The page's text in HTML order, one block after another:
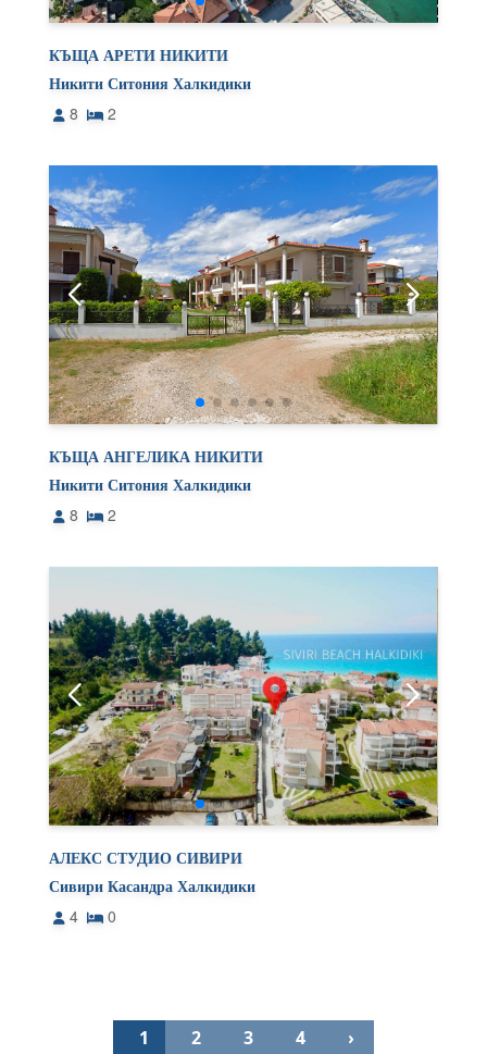
КЪЩА АРЕТИ НИКИТИ
Никити Ситония Халкидики
8 2
КЪЩА АНГЕЛИКА НИКИТИ
Никити Ситония Халкидики
8 2
АЛЕКС СТУДИО СИВИРИ
Сивири Касандра Халкидики
4 0
1 2 3 4 ›